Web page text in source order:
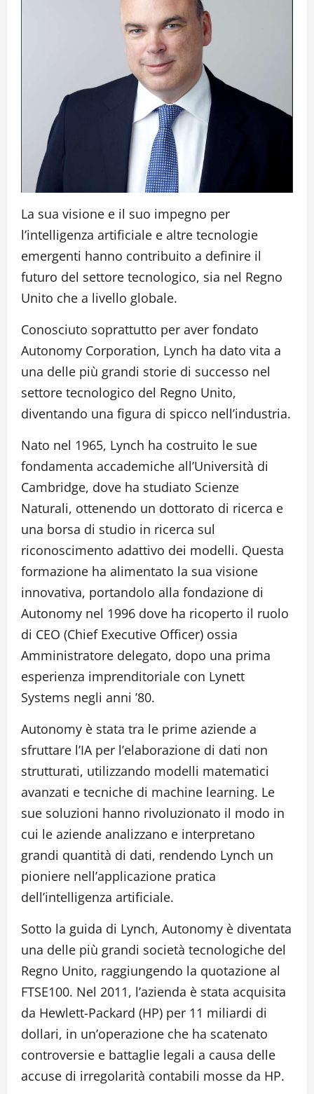
La sua visione e il suo impegno per
l’intelligenza artificiale e altre tecnologie
emergenti hanno contribuito a definire il
futuro del settore tecnologico, sia nel Regno
Unito che a livello globale.
Conosciuto soprattutto per aver fondato
Autonomy Corporation, Lynch ha dato vita a
una delle più grandi storie di successo nel
settore tecnologico del Regno Unito,
diventando una figura di spicco nell’industria.
Nato nel 1965, Lynch ha costruito le sue
fondamenta accademiche all’Università di
Cambridge, dove ha studiato Scienze
Naturali, ottenendo un dottorato di ricerca e
una borsa di studio in ricerca sul
riconoscimento adattivo dei modelli. Questa
formazione ha alimentato la sua visione
innovativa, portandolo alla fondazione di
Autonomy nel 1996 dove ha ricoperto il ruolo
di CEO (Chief Executive Officer) ossia
Amministratore delegato, dopo una prima
esperienza imprenditoriale con Lynett
Systems negli anni ’80.
Autonomy è stata tra le prime aziende a
sfruttare l’IA per l’elaborazione di dati non
strutturati, utilizzando modelli matematici
avanzati e tecniche di machine learning. Le
sue soluzioni hanno rivoluzionato il modo in
cui le aziende analizzano e interpretano
grandi quantità di dati, rendendo Lynch un
pioniere nell’applicazione pratica
dell’intelligenza artificiale.
Sotto la guida di Lynch, Autonomy è diventata
una delle più grandi società tecnologiche del
Regno Unito, raggiungendo la quotazione al
FTSE100. Nel 2011, l’azienda è stata acquisita
da Hewlett-Packard (HP) per 11 miliardi di
dollari, in un’operazione che ha scatenato
controversie e battaglie legali a causa delle
accuse di irregolarità contabili mosse da HP.